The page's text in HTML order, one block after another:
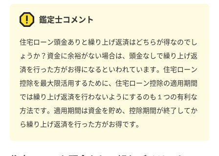
鑑定士コメント
住宅ローン頭金ありと繰り上げ返済はどちらが得なのでし
ょうか？資金に余裕がない場合は、頭金なしで繰り上げ返
済を行った方がお得になるといわれています。住宅ローン
控除を最大限活用するために、住宅ローン控除の適用期間
では繰り上げ返済を行わないようにするのも１つの有利な
方法です。適用期間は資金を貯め、控除期間が終了してか
ら繰り上げ返済を行った方がお得です。